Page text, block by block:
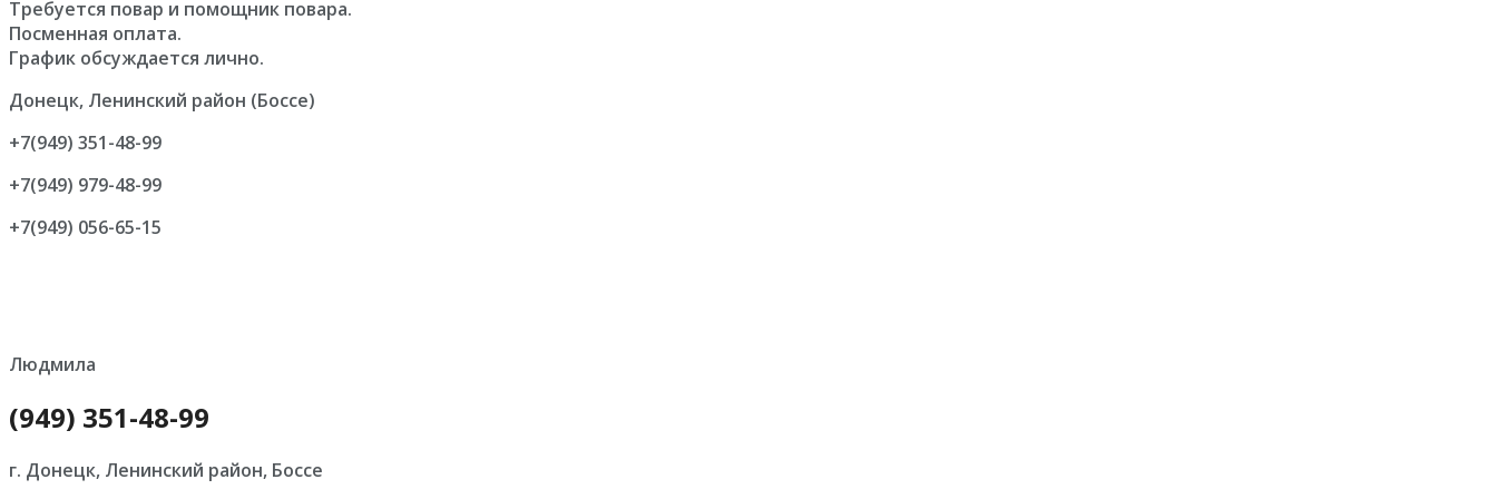
Требуется повар и помощник повара.
Посменная оплата.
График обсуждается лично.
Донецк, Ленинский район (Боссе)
+7(949) 351-48-99
+7(949) 979-48-99
+7(949) 056-65-15
Людмила
(949) 351-48-99
г. Донецк, Ленинский район, Боссе